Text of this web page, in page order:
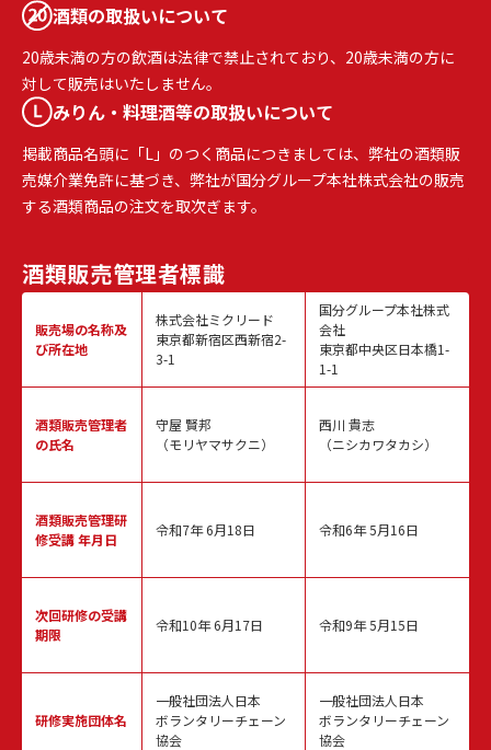
酒類の取扱いについて
20歳未満の方の飲酒は法律で禁止されており、20歳未満の方に
対して販売はいたしません。
みりん・料理酒等の取扱いについて
掲載商品名頭に「L」のつく商品につきましては、弊社の酒類販
売媒介業免許に基づき、弊社が国分グループ本社株式会社の販売
する酒類商品の注文を取次ぎます。
酒類販売管理者標識
販売場の名称及
び所在地
酒類販売管理者
の氏名
酒類販売管理研
修受講 年月日
次回研修の受講
期限
研修実施団体名
株式会社ミクリード
東京都新宿区西新宿2-
3-1
守屋 賢邦
（モリヤマサクニ）
令和7年 6月18日
令和10年 6月17日
一般社団法人日本
ボランタリーチェーン
協会
国分グループ本社株式
会社
東京都中央区日本橋1-
1-1
西川 貴志
（ニシカワタカシ）
令和6年 5月16日
令和9年 5月15日
一般社団法人日本
ボランタリーチェーン
協会